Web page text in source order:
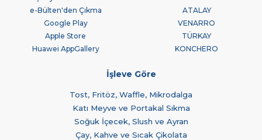
e-Bülten'den Çıkma
Google Play
Apple Store
Huawei AppGallery
ATALAY
VENARRO
TÜRKAY
KONCHERO
İşleve Göre
Tost, Fritöz, Waffle, Mikrodalga
Katı Meyve ve Portakal Sıkma
Soğuk İçecek, Slush ve Ayran
Çay, Kahve ve Sıcak Çikolata